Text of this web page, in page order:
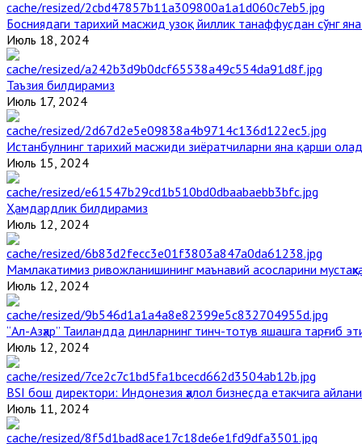
Босниядаги тарихий масжид узоқ йиллик танаффусдан сўнг
Июль 18, 2024
Таъзия билдирамиз
Июль 17, 2024
Истанбулнинг тарихий масжиди зиёратчиларни яна қарши
Июль 15, 2024
Ҳамдардлик билдирамиз
Июль 12, 2024
Мамлакатимиз ривожланишининг маънавий асосларини
Июль 12, 2024
“Ал-Азҳар” Таиландда динларнинг тинч-тотув яшашга тарғиб
Июль 12, 2024
BSI бош директори: Индонезия ҳалол бизнесда етакчига
Июль 11, 2024